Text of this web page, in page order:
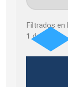
Filtrados en
1 de